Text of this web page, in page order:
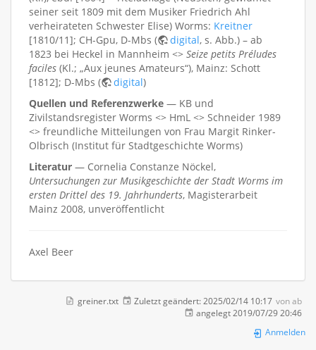
seiner seit 1809 mit dem Musiker Friedrich Ahl
verheirateten Schwester Elise) Worms: Kreitner
[1810/11]; CH-Gpu, D-Mbs (
digital, s. Abb.) – ab
1823 bei Heckel in Mannheim <> Seize petits Préludes
faciles (Kl.; „Aux jeunes Amateurs“), Mainz: Schott
[1812]; D-Mbs (
digital)
Quellen und Referenzwerke — KB und
Zivilstandsregister Worms <> HmL <> Schneider 1989
<> freundliche Mitteilungen von Frau Margit Rinker-
Olbrisch (Institut für Stadtgeschichte Worms)
Literatur — Cornelia Constanze Nöckel,
Untersuchungen zur Musikgeschichte der Stadt Worms im
ersten Drittel des 19. Jahrhunderts, Magisterarbeit
Mainz 2008, unveröffentlicht
Axel Beer
greiner.txt Zuletzt geändert:2025/02/14 10:17 vonab
angelegt2019/07/29 20:46
Anmelden